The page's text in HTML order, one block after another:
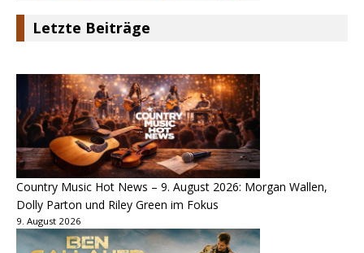
Letzte Beiträge
Country Music Hot News – 9. August 2026: Morgan Wallen,
Dolly Parton und Riley Green im Fokus
9. August 2026